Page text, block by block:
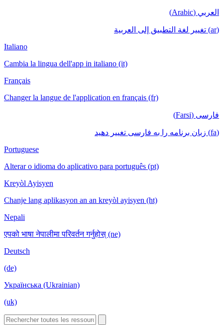
العربي (Arabic)
(ar) تغيير لغة التطبيق إلى العربية
Italiano
Cambia la lingua dell'app in italiano (it)
Français
Changer la langue de l'application en français (fr)
فارسی (Farsi)
(fa) زبان برنامه را به فارسی تغییر دهید
Portuguese
Alterar o idioma do aplicativo para português (pt)
Kreyòl Ayisyen
Chanje lang aplikasyon an an kreyòl ayisyen (ht)
Nepali
एपको भाषा नेपालीमा परिवर्तन गर्नुहोस् (ne)
Deutsch
(de)
Українська (Ukrainian)
(uk)